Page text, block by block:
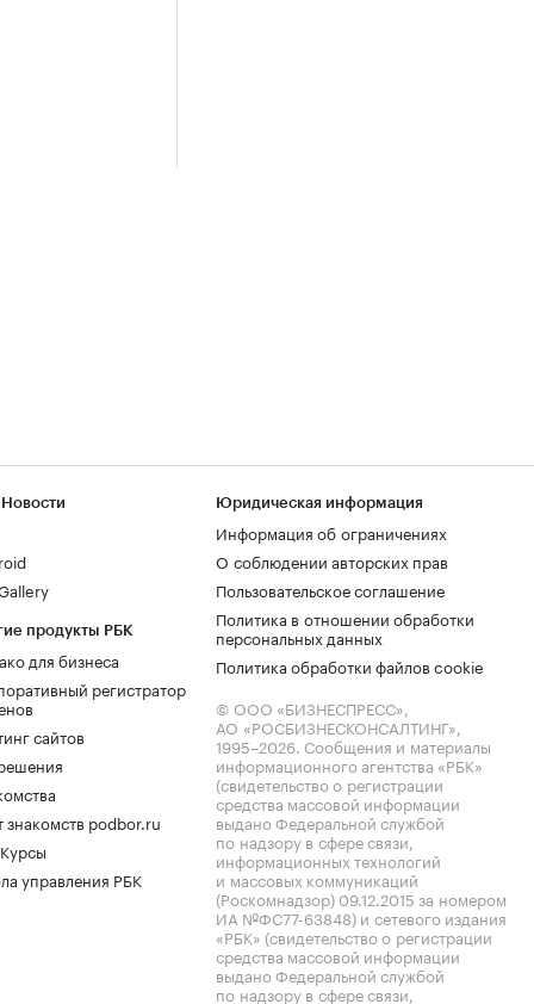
продукты РБК
для бизнеса
регистратор
сайтов
знакомств podbor.ru
управления РБК
Юридическая информация
Информация об ограничениях
О соблюдении авторских прав
Пользовательское соглашение
Политика в отношении обработки
персональных данных
Политика обработки файлов cookie
© ООО «БИЗНЕСПРЕСС»,
АО «РОСБИЗНЕСКОНСАЛТИНГ»,
1995–2026. Сообщения и материалы
информационного агентства «РБК»
(свидетельство о регистрации
средства массовой информации
выдано Федеральной службой
по надзору в сфере связи,
информационных технологий
и массовых коммуникаций
(Роскомнадзор) 09.12.2015 за номером
ИА №ФС77-63848) и сетевого издания
«РБК» (свидетельство о регистрации
средства массовой информации
выдано Федеральной службой
по надзору в сфере связи,